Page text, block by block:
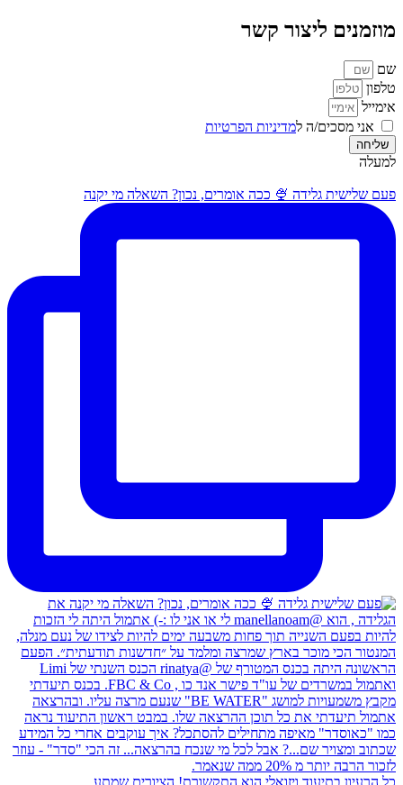
מוזמנים ליצור קשר
שם
טלפון
אימייל
אני מסכים/ה למדיניות הפרטיות
שליחה
למעלה
פעם שלישית גלידה 🍨 ככה אומרים, נכון? השאלה מי יקנה
כל הרעיון בתיעוד ויזואלי הוא התקשורת! הציורים שמתע